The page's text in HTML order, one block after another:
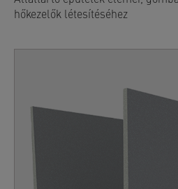
hőkezelők létesítéséhez